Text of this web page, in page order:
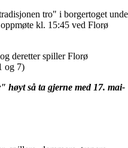
tro" i borgertoget
kl. 15:45 ved Florø
deretter spiller Florø
og 7)
høytså ta gjerne med 17. mai-